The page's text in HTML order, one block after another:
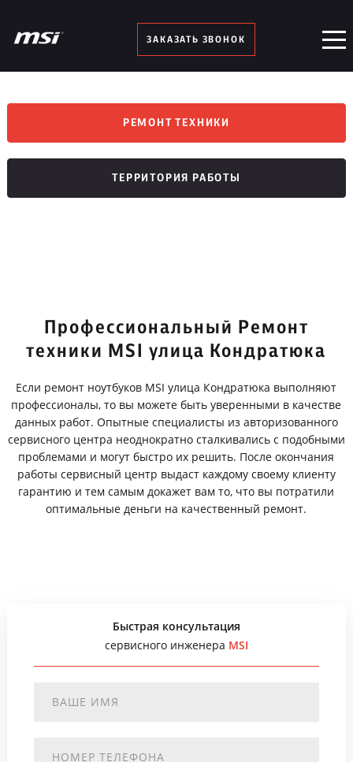
ЗАКАЗАТЬ ЗВОНОК
РЕМОНТ ТЕХНИКИ
ТЕРРИТОРИЯ РАБОТЫ
Профессиональный Ремонт
техники MSI улица Кондратюка
Если ремонт ноутбуков MSI улица Кондратюка выполняют
профессионалы, то вы можете быть уверенными в качестве
данных работ. Опытные специалисты из авторизованного
сервисного центра неоднократно сталкивались с подобными
проблемами и могут быстро их решить. После окончания
работы сервисный центр выдаст каждому своему клиенту
гарантию и тем самым докажет вам то, что вы потратили
оптимальные деньги на качественный ремонт.
Быстрая консультация
сервисного инженера MSI